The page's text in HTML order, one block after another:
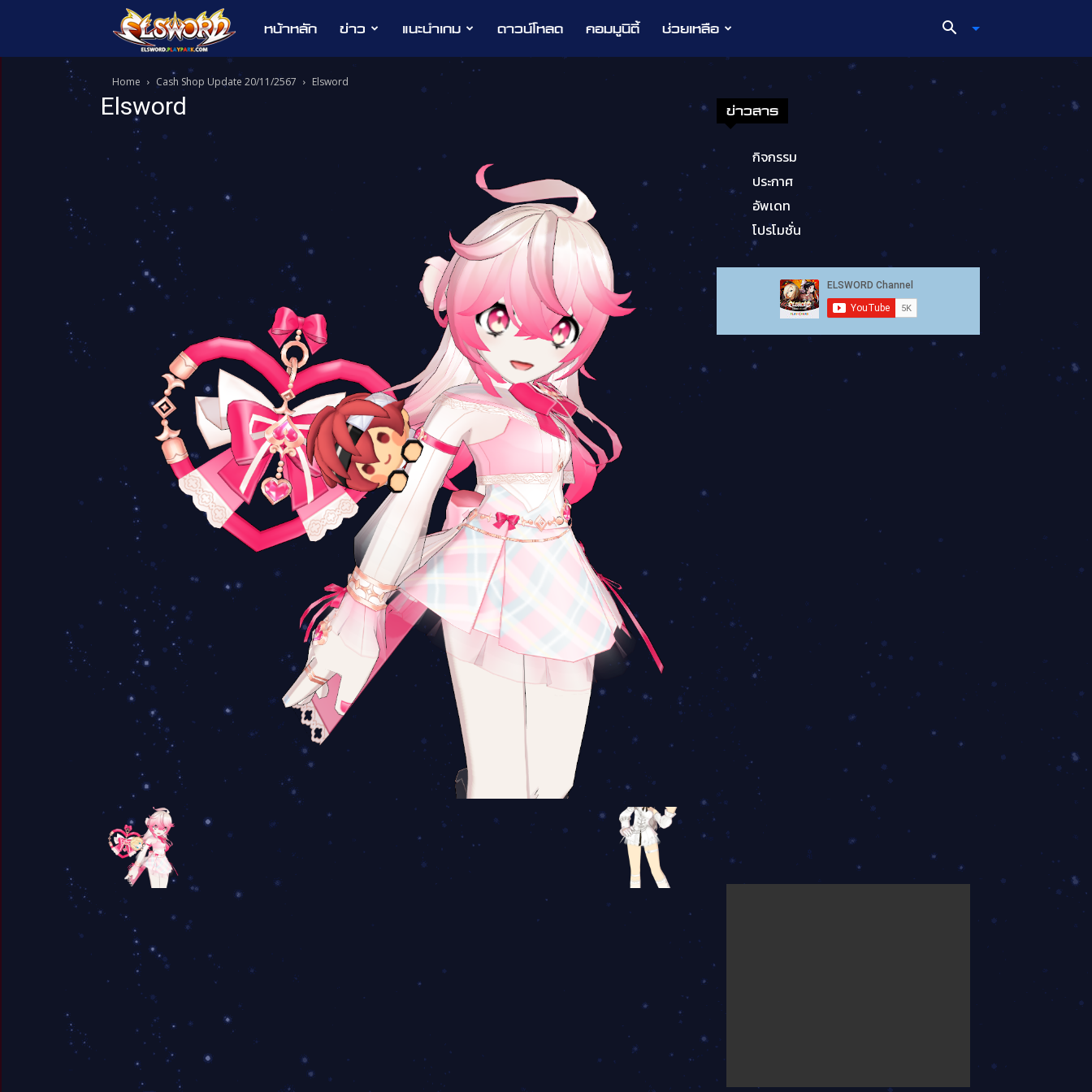
Elsword
หน้าหลัก ข่าว แนะนำเกม ดาวน์โหลด คอมมูนิตี้ ช่วยเหลือ
Home Cash Shop Update 20/11/2567 Elsword
Elsword ข่าวสาร
กิจกรรม
ประกาศ
อัพเดท
โปรโมชั่น